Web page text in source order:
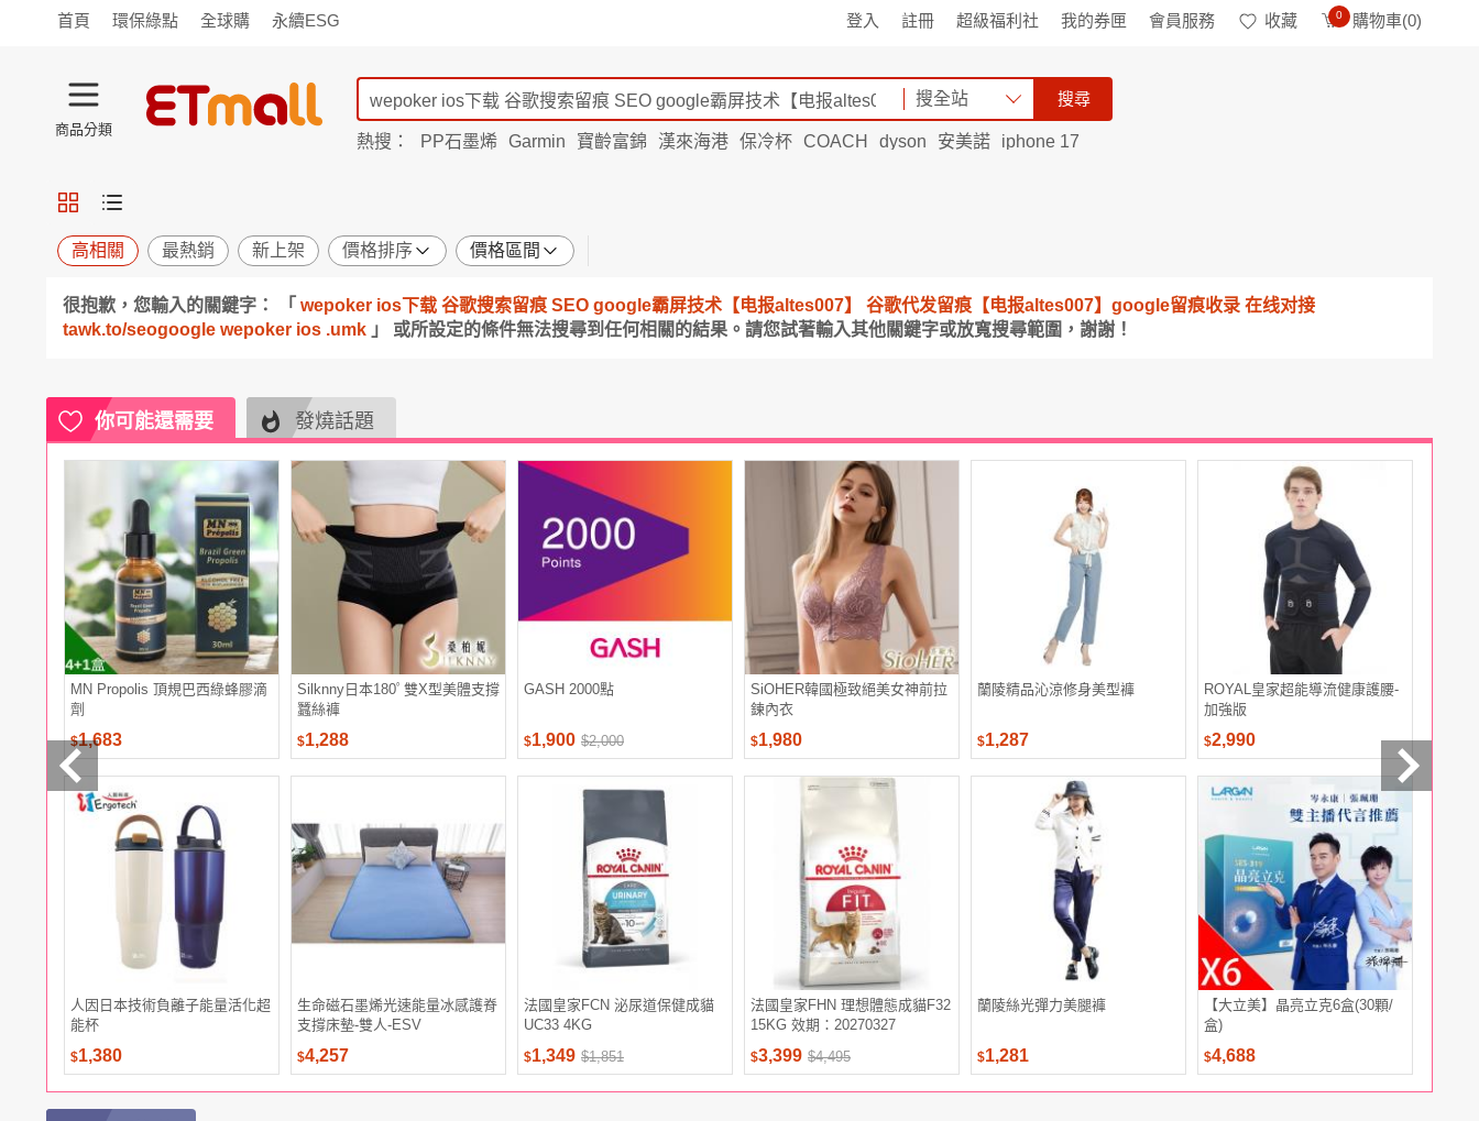
首頁 環保綠點 全球購 永續ESG 登入 註冊 超級福利社 我的券匣 會員服務 收藏 0 購物車(0)
商品分類
旅遊
寵物
保健
用品 機能
窈窕
日用
紙品 清潔
口腔
鍋具
杯瓶 廚衛
休閒
寢具
家具 收納
宗教
Apple
小米 手機平板
穿戴
季節
電腦
週邊 電玩
耳機
彩妝 美髮 香氛
搜全站 搜尋
熱搜： PP石墨烯 Garmin 寶齡富錦 漢來海港 保冷杯 COACH dyson 安美諾
iphone 17
高相關 最熱銷 新上架 價格排序 價格區間
很抱歉，您輸入的關鍵字： 「 wepoker ios下载 谷歌搜索留痕 SEO google霸屏技术【电报altes007】 谷歌代发留痕【电报altes007】google留痕收录 在线对接
tawk.to/seogoogle wepoker ios .umk 」 或所設定的條件無法搜尋到任何相關的結果。請您試著輸入其他關鍵字或放寬搜尋範圍，謝謝！
你可能還需要 發燒話題
MN Propolis 頂規巴西綠蜂膠滴
劑
$1,683
Silknny日本180ﾟ雙X型美體支撐
蠶絲褲
$1,288
GASH 2000點
$1,900 $2,000
SiOHER韓國極致絕美女神前拉
鍊內衣
$1,980
蘭陵精品沁涼修身美型褲
$1,287
ROYAL皇家超能導流健康護腰-
加強版
$2,990
人因日本技術負離子能量活化超
能杯
$1,380
生命磁石墨烯光速能量冰感護脊
支撐床墊-雙人-ESV
$4,257
法國皇家FCN 泌尿道保健成貓
UC33 4KG
$1,349 $1,851
法國皇家FHN 理想體態成貓F32
15KG 效期：20270327
$3,399 $4,495
蘭陵絲光彈力美腿褲
$1,281
【大立美】晶亮立克6盒(30顆/
盒)
$4,688
$2,288